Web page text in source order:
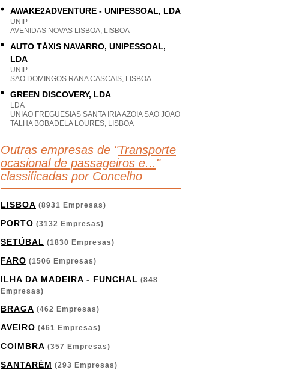
AWAKE2ADVENTURE - UNIPESSOAL, LDA
UNIP
AVENIDAS NOVAS LISBOA, LISBOA
AUTO TÁXIS NAVARRO, UNIPESSOAL,
LDA
UNIP
SAO DOMINGOS RANA CASCAIS, LISBOA
GREEN DISCOVERY, LDA
LDA
UNIAO FREGUESIAS SANTA IRIA AZOIA SAO JOAO
TALHA BOBADELA LOURES, LISBOA
Outras empresas de "Transporte
ocasional de passageiros e... "
classificadas por Concelho
LISBOA (8931 Empresas)
PORTO (3132 Empresas)
SETÚBAL (1830 Empresas)
FARO (1506 Empresas)
ILHA DA MADEIRA - FUNCHAL (848
Empresas)
BRAGA (462 Empresas)
AVEIRO (461 Empresas)
COIMBRA (357 Empresas)
SANTARÉM (293 Empresas)